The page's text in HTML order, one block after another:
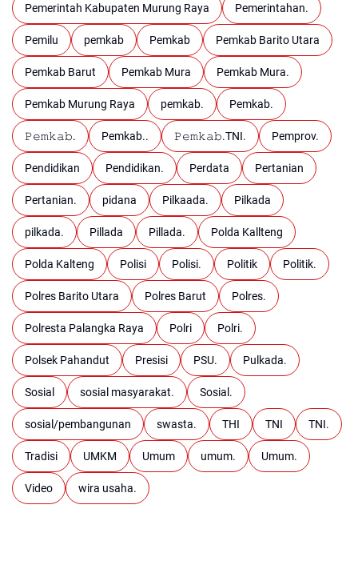
Pemerintah Kabupaten Murung Raya Pemerintahan.
Pemilu pemkab Pemkab Pemkab Barito Utara
Pemkab Barut Pemkab Mura Pemkab Mura.
Pemkab Murung Raya pemkab. Pemkab.
𝙿𝚎𝚖𝚔𝚊𝚋. Pemkab.. 𝙿𝚎𝚖𝚔𝚊𝚋.TNI. Pemprov.
Pendidikan Pendidikan. Perdata Pertanian
Pertanian. pidana Pilkaada. Pilkada
pilkada. Pillada Pillada. Polda Kallteng
Polda Kalteng Polisi Polisi. Politik Politik.
Polres Barito Utara Polres Barut Polres.
Polresta Palangka Raya Polri Polri.
Polsek Pahandut Presisi PSU. Pulkada.
Sosial sosial masyarakat. Sosial.
sosial/pembangunan swasta. THI TNI TNI.
Tradisi UMKM Umum umum. Umum.
Video wira usaha.